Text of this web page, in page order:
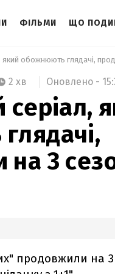
ФІЛЬМИ ЩО
який обожнюють глядачі,
2 хв Оновлено -
серіал,
3
продовжили на